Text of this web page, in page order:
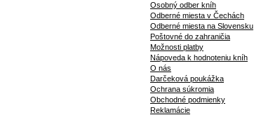
Osobný odber kníh
Odberné miesta v Čechách
Odberné miesta na Slovensku
Poštovné do zahraničia
Možnosti platby
Nápoveda k hodnoteniu kníh
O nás
Darčeková poukážka
Ochrana súkromia
Obchodné podmienky
Reklamácie